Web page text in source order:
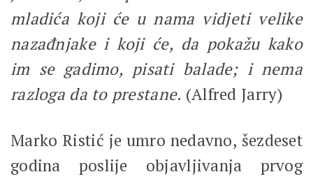
mladića koji će u nama vidjeti velike
nazađnjake i koji će, da pokažu kako
im se gadimo, pisati balade; i nema
razloga da to prestane. (Alfred Jarry)
Marko Ristić je umro nedavno, šezdeset
godina poslije objavljivanja prvog